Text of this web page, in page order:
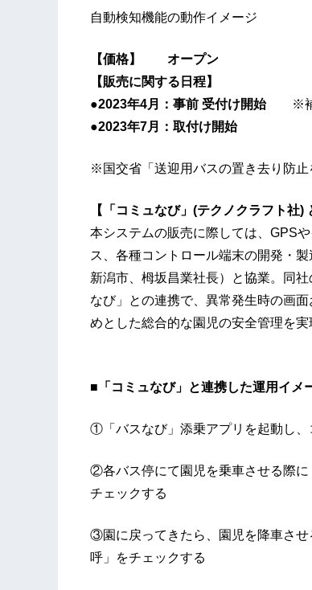
自動検知機能の動作イメージ
【価格】 オープン
【販売に関する日程】
●2023年4月：事前 受付け開始
※
●2023年7月：取付け開始
※国交省「送迎用バスの置き去り防
【「コミュなび」(テクノクラフト社)
本システムの販売に際しては、GPS
ス、各種コントロール端末の開発・
新潟市、栂坂昌業社長）と協業。同
なび」との連携で、異常発生時の画
めとした総合的な園児の安全管理を実
■「コミュなび」と連携した運用イメ
①「バスなび」添乗アプリを起動し、
②各バス停にて園児を乗車させる際
チェックする
③園に戻ってきたら、園児を降車さ
呼」をチェックする